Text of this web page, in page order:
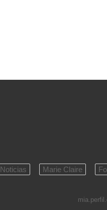
Noticias Marie Claire